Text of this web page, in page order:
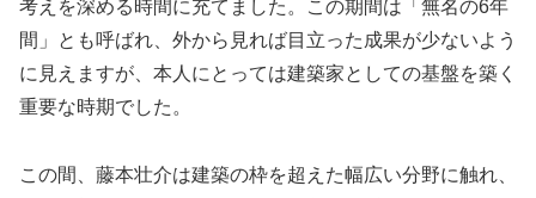
考えを深める時間に充てました。この期間は「無名の6年
間」とも呼ばれ、外から見れば目立った成果が少ないよう
に見えますが、本人にとっては建築家としての基盤を築く
重要な時期でした。
この間、藤本壮介は建築の枠を超えた幅広い分野に触れ、